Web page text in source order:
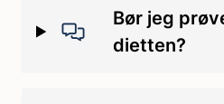
Bør jeg
dietten?